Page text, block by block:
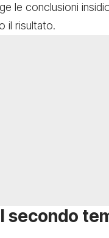
le conclusioni
il risultato.
secondo